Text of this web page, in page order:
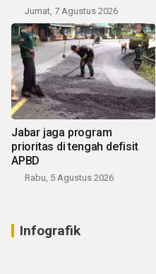
Jumat, 7 Agustus 2026
Jabar jaga program
prioritas di tengah defisit
APBD
Rabu, 5 Agustus 2026
Infografik